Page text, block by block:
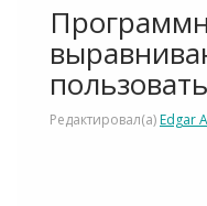
Редактировал(а)Edgar